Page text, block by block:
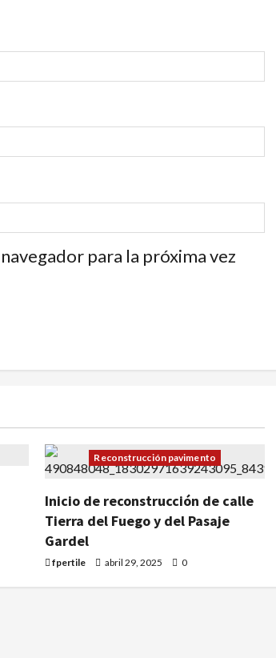
para la próxima vez
Reconstrucción pavimento
Inicio de reconstrucción de calle
Tierra del Fuego y del Pasaje
Gardel
fpertile abril 29, 2025 0